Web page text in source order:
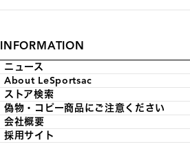
INFORMATION
ニュース
About LeSportsac
ストア検索
偽物・コピー商品にご注意ください
会社概要
採用サイト